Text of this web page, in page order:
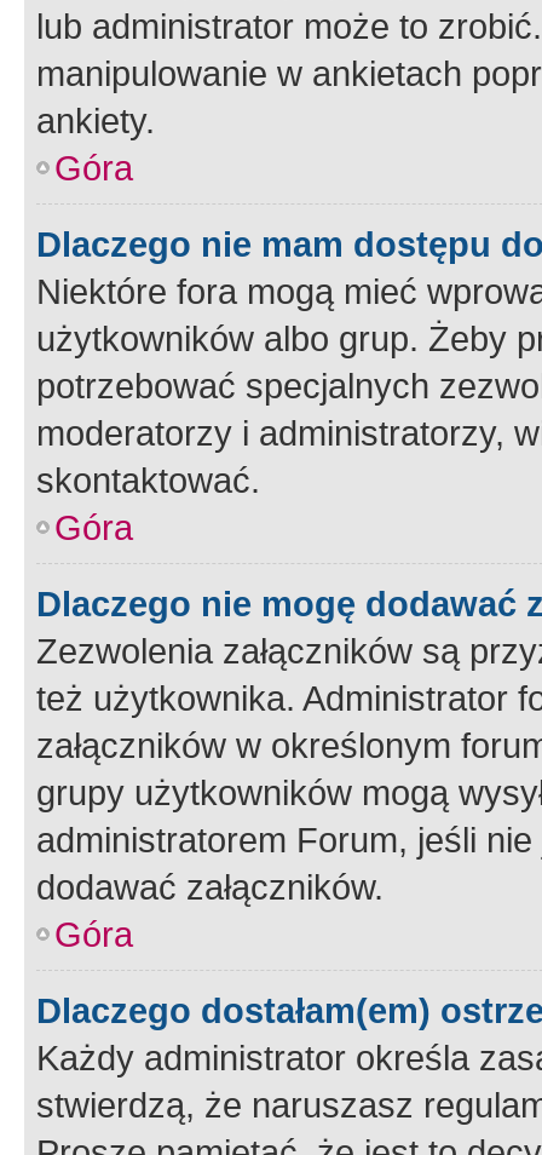
lub administrator może to
manipulowanie w ankietach
ankiety.
Góra
Dlaczego nie mam dostępu
Niektóre fora mogą mieć
użytkowników albo grup. Żeby
potrzebować specjalnych
moderatorzy i administratorzy,
skontaktować.
Góra
Dlaczego nie mogę dodawać
Zezwolenia załączników są
też użytkownika. Administrator
załączników w określonym
grupy użytkowników mogą
administratorem Forum, jeśli
dodawać załączników.
Góra
Dlaczego dostałam(em)
Każdy administrator określa
stwierdzą, że naruszasz